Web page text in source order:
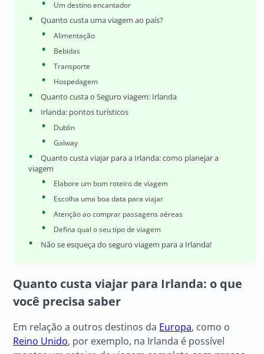
Um destino encantador
Quanto custa uma viagem ao país?
Alimentação
Bebidas
Transporte
Hospedagem
Quanto custa o Seguro viagem: Irlanda
Irlanda: pontos turísticos
Dublin
Galway
Quanto custa viajar para a Irlanda: como planejar a
viagem
Elabore um bom roteiro de viagem
Escolha uma boa data para viajar
Atenção ao comprar passagens aéreas
Defina qual o seu tipo de viagem
Não se esqueça do seguro viagem para a Irlanda!
Quanto custa viajar para Irlanda: o que
você precisa saber
Em relação a outros destinos da Europa, como o
Reino Unido, por exemplo, na Irlanda é possível